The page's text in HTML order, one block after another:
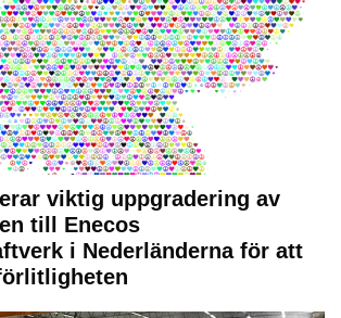
viktig uppgradering av
till Enecos
i Nederländerna för att